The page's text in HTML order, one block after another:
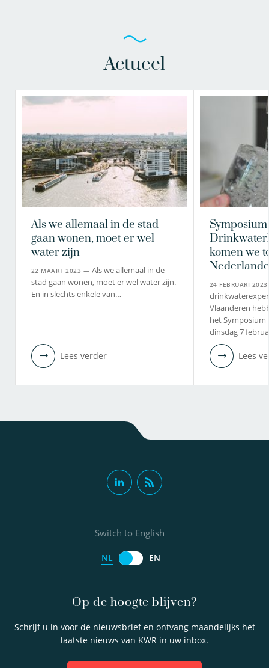
Actueel
Als we allemaal in de stad
gaan wonen, moet er wel
water zijn
22 MAART 2023 — Als we allemaal in de
stad gaan wonen, moet er wel water zijn.
En in slechts enkele van…
Lees verder
Symposium
komen we
24 FEBRUARI
Vlaanderen
het
dinsdag 7
Lees
Op de hoogte blijven?
Schrijf u in voor de nieuwsbrief en ontvang maandelijks het
laatste nieuws van KWR in uw inbox.
Switch to English
NL EN